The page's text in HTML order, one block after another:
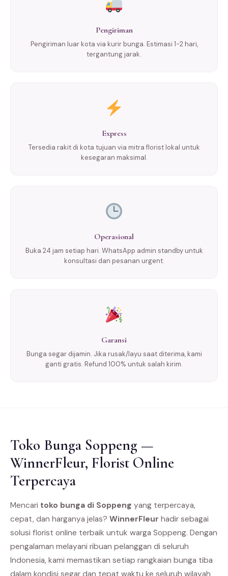
Pengiriman
Pengiriman luar kota via kurir bunga. Estimasi 1-2 hari,
tergantung jarak.
Express
Tersedia rakit di kota tujuan via mitra florist lokal untuk
kesegaran maksimal.
Operasional
Buka 24 jam setiap hari. WhatsApp admin standby untuk
konsultasi dan pesanan urgent.
Garansi
Bunga segar dijamin. Jika rusak/layu saat diterima, kami
ganti gratis. Refund 100% untuk salah kirim.
Toko Bunga Soppeng —
WinnerFleur, Florist Online
Terpercaya
Mencari toko bunga di Soppeng yang terpercaya,
cepat, dan harganya jelas? WinnerFleur hadir sebagai
solusi florist online terbaik untuk warga Soppeng. Dengan
pengalaman melayani ribuan pelanggan di seluruh
Indonesia, kami memastikan setiap rangkaian bunga tiba
dalam kondisi segar dan tepat waktu ke seluruh wilayah